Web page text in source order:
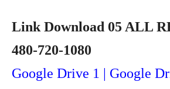
Link Download 05 ALL
480-720-1080
Google Drive 1 | Google